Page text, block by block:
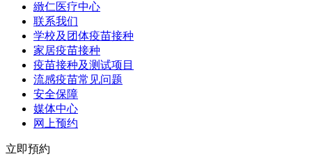
緻仁医疗中心
联系我们
学校及团体疫苗接种
家居疫苗接种
疫苗接种及测试项目
流感疫苗常见问题
安全保障
媒体中心
网上预约
立即預約